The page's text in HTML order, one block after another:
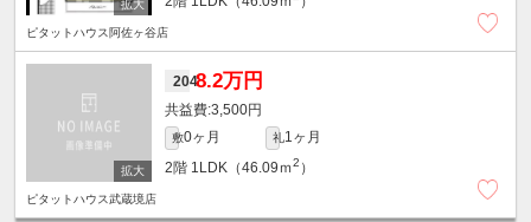
ピタットハウス阿佐ヶ谷店
2048.2万円
3,500円
敷0ヶ月 礼1ヶ月
2階 1LDK（46.09ｍ2 ）
ピタットハウス武蔵境店